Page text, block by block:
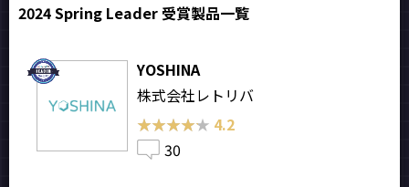
2024 Spring Leader 受賞製品一覧
YOSHINA
株式会社レトリバ
★★★★★
★★★★★ 4.2
30